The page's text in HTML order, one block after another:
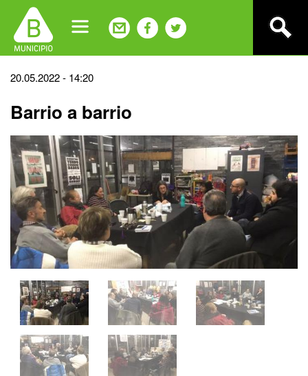
navigation
Back
top
20.05.2022 - 14:20
Barrio a barrio